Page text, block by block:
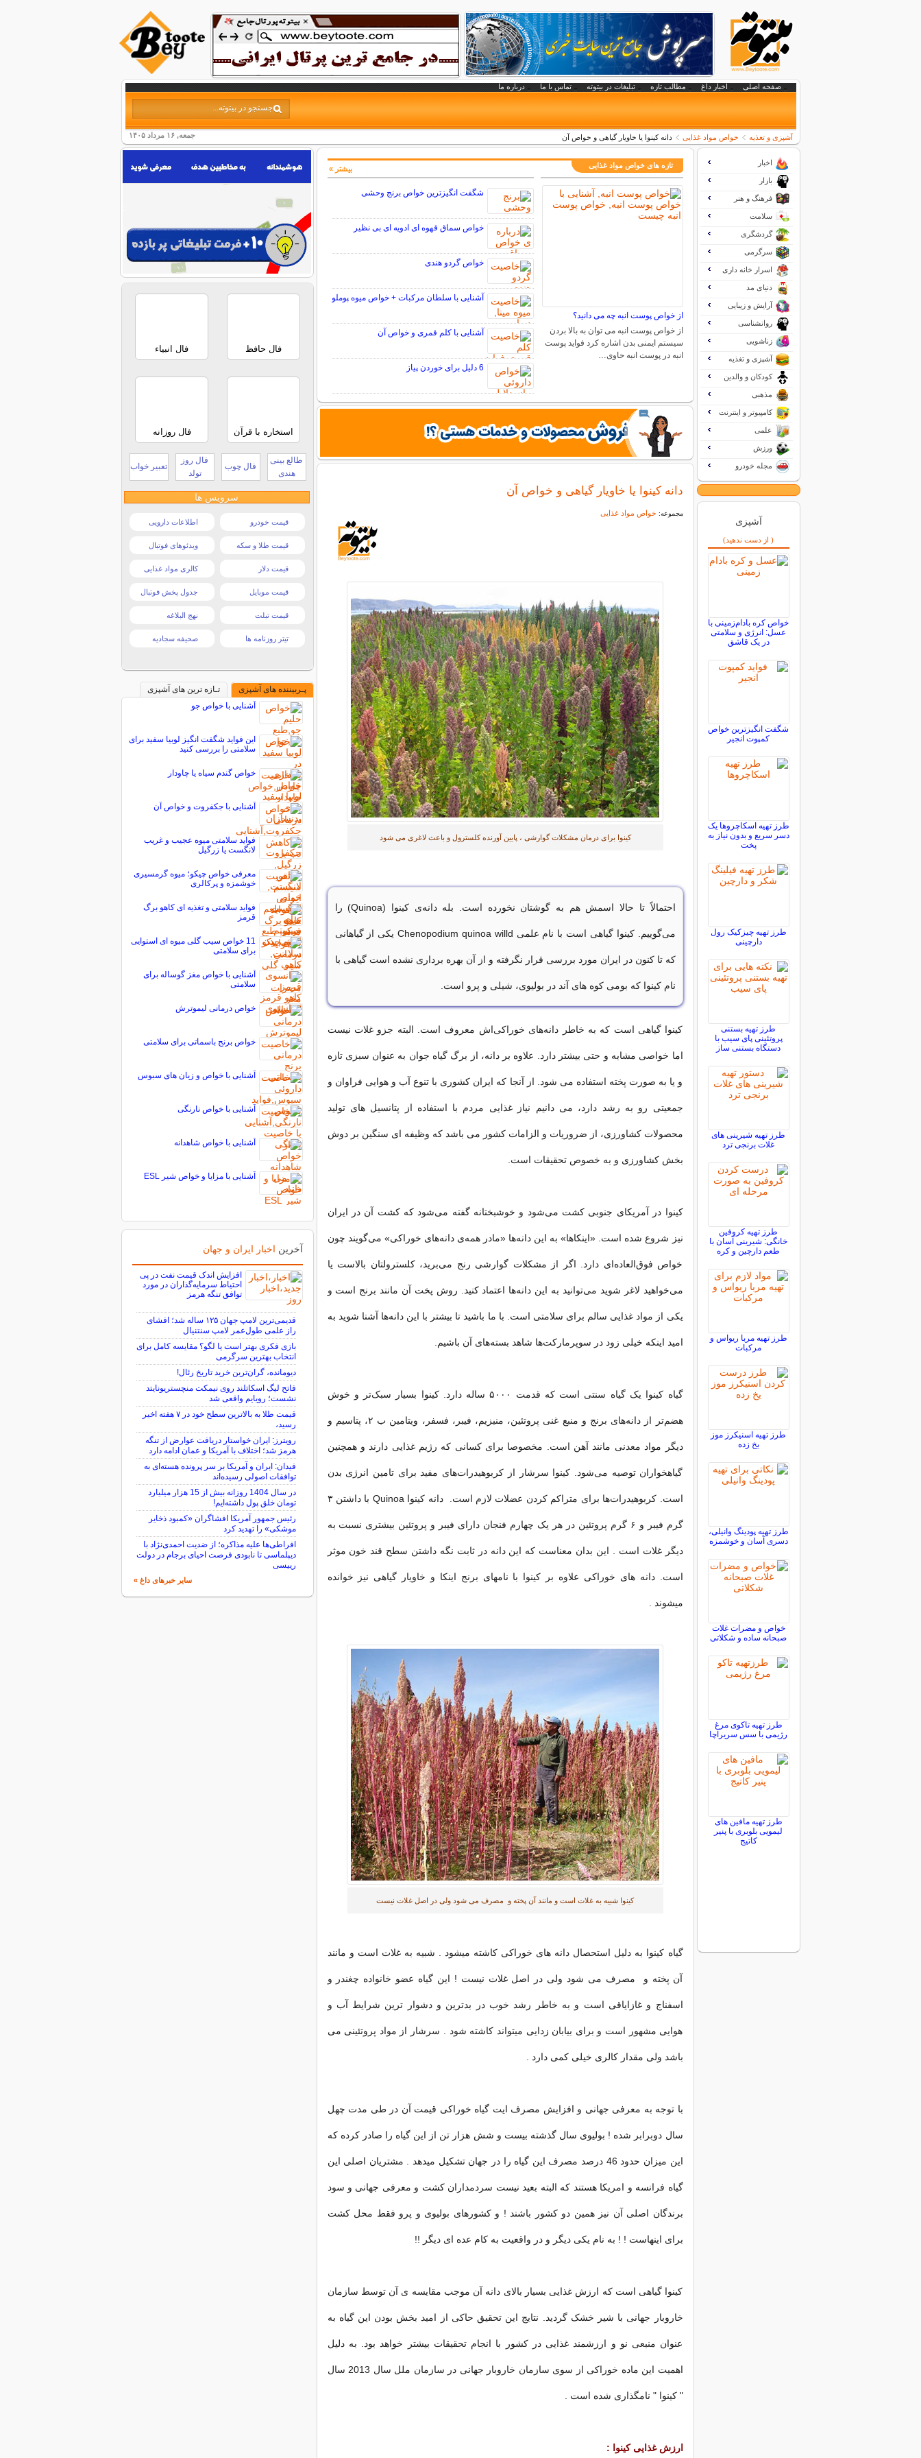
صفحه اصلی اخبار داغ مطالب تازه تبلیغات در بیتوته تماس با ما درباره ما
جمعه, ۱۶ مرداد ۱۴۰۵ آشپزی و تغذیه خواص مواد غذایی دانه کینوا یا خاویار گیاهی و خواص آن
تازه های خواص مواد غذایی
از خواص پوست انبه چه می دانید؟
از خواص پوست انبه می توان به بالا بردن
سیستم ایمنی بدن اشاره کرد فواید پوست
انبه در پوست انبه حاوی…
شگفت انگیزترین خواص برنج وحشی
خواص سماق قهوه ای ادویه ای بی نظیر
خواص گردو هندی
آشنایی با سلطان مرکبات + خواص میوه پوملو
آشنایی با کلم قمری و خواص آن
6 دلیل برای خوردن پیاز
بیشتر »
دانه کینوا یا خاویار گیاهی و خواص آن
مجموعه: خواص مواد غذایی
کینوا برای درمان مشکلات گوارشی ، پایین آورنده کلسترول و باعث لاغری می شود
احتمالاً تا حالا اسمش هم به گوشتان نخورده است. بله دانه‌ی کینوا (Quinoa) را
می‌گوییم. کینوا گیاهی است با نام علمی Chenopodium quinoa willd یکی از گیاهانی
که تا کنون در ایران مورد بررسی قرار نگرفته و از آن بهره برداری نشده است گیاهی با
نام کینوا که بومی کوه های آند در بولیوی، شیلی و پرو است.
کینوا گیاهی است که به خاطر دانه‌های خوراکی‌اش معروف است. البته جزو غلات نیست
اما خواصی مشابه و حتی بیشتر دارد. علاوه بر دانه، از برگ گیاه جوان به عنوان سبزی تازه
و یا به صورت پخته استفاده می شود. از آنجا که ایران کشوری با تنوع آب و هوایی فراوان و
جمعیتی رو به رشد دارد، می دانیم نیاز غذایی مردم با استفاده از پتانسیل های تولید
محصولات کشاورزی، از ضروریات و الزامات کشور می باشد که وظیفه ای سنگین بر دوش
بخش کشاورزی و به خصوص تحقیقات است.
کینوا در آمریکای جنوبی کشت می‌شود و خوشبختانه گفته می‌شود که کشت آن در ایران
نیز شروع شده است. «اینکاها» به این دانه‌ها «مادر همه‌ی دانه‌های خوراکی» می‌گویند چون
خواص فوق‌العاده‌ای دارد. اگر از مشکلات گوارشی رنج می‌برید، کلسترولتان بالاست یا
می‌خواهید لاغر شوید می‌توانید به این دانه‌ها اعتماد کنید. روش پخت آن مانند برنج است و
یکی از مواد غذایی سالم برای سلامتی است. با ما باشید تا بیشتر با این دانه‌ها آشنا شوید به
امید اینکه خیلی زود در سوپرمارکت‌ها شاهد بسته‌های آن باشیم.
گیاه کینوا یک گیاه سنتی است که قدمت ۵۰۰۰ ساله دارد. کینوا بسیار سبک‌تر و خوش
هضم‌تر از دانه‌های برنج و منبع غنی پروتئین، منیزیم، فیبر، فسفر، ویتامین ب ۲، پتاسیم و
دیگر مواد معدنی مانند‌ آهن است. مخصوصا برای کسانی که رژیم غذایی دارند و همچنین
گیاهخواران توصیه می‌شود. کینوا سرشار از کربوهیدرات‌های مفید برای تامین انرژی بدن
است. کربوهیدرات‌ها برای متراکم کردن عضلات لازم است. دانه کینوا Quinoa با داشتن ۳
گرم فیبر و ۶ گرم پروتئین در هر یک‌ چهارم فنجان دارای فیبر و پروتئین بیشتری نسبت به
دیگر غلات است . این بدان معناست که این دانه در ثابت نگه داشتن سطح قند خون موثر
است. دانه های خوراکی علاوه بر کینوا با نامهای برنج اینکا و خاویار گیاهی نیز خوانده
میشوند .
کینوا شبیه به غلات است و مانند آن پخته و مصرف می شود ولی در اصل غلات نیست
گیاه کینوا به دلیل استحصال دانه های خوراکی کاشته میشود . شبیه به غلات است و مانند
آن پخته و مصرف می شود ولی در اصل غلات نیست ! این گیاه عضو خانواده چغندر و
اسفناج و غازایاقی است و به خاطر رشد خوب در بدترین و دشوار ترین شرایط آب و
هوایی مشهور است و برای بیابان زدایی میتواند کاشته شود . سرشار از مواد پروتئینی می
باشد ولی مقدار کالری خیلی کمی دارد .
با توجه به معرفی جهانی و افزایش مصرف ایت گیاه خوراکی قیمت آن در طی مدت چهل
سال دوبرابر شده ! بولیوی سال گذشته بیست و شش هزار تن از این گیاه را صادر کرده که
این میزان حدود 46 درصد مصرف این گیاه را در جهان تشکیل میدهد . مشتریان اصلی این
گیاه فرانسه و امریکا هستند که البته بعید نیست سردمداران کشت و معرفی جهانی و سود
برندگان اصلی آن نیز همین دو کشور باشند ! و کشورهای بولیوی و پرو فقط محل کشت
برای اینهاست ! ! به نام یکی دیگر و در واقعیت به کام عده ای دیگر !!
کینوا گیاهی است که ارزش غذایی بسیار بالای دانه آن موجب مقایسه ی آن توسط سازمان
خاروبار جهانی با شیر خشک گردید. نتایج این تحقیق حاکی از امید بخش بودن این گیاه به
عنوان منبعی نو و ارزشمند غذایی در کشور با انجام تحقیقات بیشتر خواهد بود. به دلیل
اهمیت این ماده خوراکی از سوی سازمان خاروبار جهانی در سازمان ملل سال 2013 سال
" کینوا " نامگذاری شده است .
ارزش غذایی کینوا :
اخبار
بازار
فرهنگ و هنر
سلامت
گردشگری
سرگرمی
اسرار خانه داری
دنیای مد
آرایش و زیبایی
روانشناسی
زناشویی
آشپزی و تغذیه
کودکان و والدین
مذهبی
کامپیوتر و اینترنت
علمی
ورزش
مجله خودرو
آشپزی
( از دست ندهید)
خواص کره بادام‌زمینی با
عسل: انرژی و سلامتی
در یک قاشق
شگفت انگیزترین خواص
کمپوت انجیر
طرز تهیه اسکاچروها یک
دسر سریع و بدون نیاز به
پخت
طرز تهیه چیزکیک رول
دارچینی
طرز تهیه بستنی
پروتئینی پای سیب با
دستگاه بستنی ساز
طرز تهیه شیرینی های
غلات برنجی ترد
طرز تهیه کروفین
خانگی: شیرینی آسان با
طعم دارچین و کره
طرز تهیه مربا ریواس و
مرکبات
طرز تهیه اسنیکرز موز
یخ زده
طرز تهیه پودینگ وانیلی،
دسری آسان و خوشمزه
خواص و مضرات غلات
صبحانه ساده و شکلاتی
طرز تهیه تاکوی مرغ
رژیمی با سس سریراچا
طرز تهیه مافین های
لیمویی بلوبری با پنیر
کاتیج
فال حافظ فال انبیاء
استخاره با قرآن فال روزانه
طالع بینی
هندی
فال چوب
فال روز
تولد
تعبیر خواب
سرویس ها
قیمت خودرو اطلاعات دارویی
قیمت طلا و سکه ویدئوهای فوتبال
قیمت دلار کالری مواد غذایی
قیمت موبایل جدول پخش فوتبال
قیمت تبلت نهج البلاغه
تیتر روزنامه ها صحیفه سجادیه
پـربیننده های آشپزی
تـازه ترین های آشپزی
آشنایی با خواص جو
این فواید شگفت انگیز لوبیا سفید برای
سلامتی را بررسی کنید
خواص گندم سیاه یا چاودار
آشنایی با جکفروت و خواص آن
فواید سلامتی میوه عجیب و غریب
لانگست یا زرگیل
معرفی خواص چیکو؛ میوه گرمسیری
خوشمزه و پرکالری
فواید سلامتی و تغذیه ای کاهو برگ
قرمز
11 خواص سیب گلی میوه ای استوایی
برای سلامتی
آشنایی با خواص مغز گوساله برای
سلامتی
خواص درمانی لیموترش
خواص برنج باسماتی برای سلامتی
آشنایی با خواص و زیان های سبوس
آشنایی با خواص نارنگی
آشنایی با خواص شاهدانه
آشنایی با مزایا و خواص شیر ESL
آخرین اخبار ایران و جهان
افزایش اندک قیمت نفت در پی
احتیاط سرمایه‌گذاران در مورد
توافق تنگه هرمز
قدیمی‌ترین لامپ جهان ۱۲۵ ساله شد؛ افشای
راز علمی طول‌عمر لامپ سنتنیال
بازی فکری بهتر است یا لگو؟ مقایسه کامل برای
انتخاب بهترین سرگرمی
دیومانده، گران‌ترین خرید تاریخ رئال!
فاتح لیگ اسکاتلند روی نیمکت منچستریونایتد
نشست؛ رویایم واقعی شد
قیمت طلا به بالاترین سطح خود در ۷ هفته اخیر
رسید،
رویترز: ایران خواستار دریافت عوارض از تنگه
هرمز شد؛ اختلاف با آمریکا و عمان ادامه دارد
فیدان: ایران و آمریکا بر سر پرونده هسته‌ای به
توافقات اصولی رسیده‌اند
در سال 1404 روزانه بیش از 15 هزار میلیارد
تومان خلق پول داشته‌ایم!
رئیس جمهور آمریکا افشاگران «کمبود ذخایر
موشکی» را تهدید کرد
افراطی‌ها علیه مذاکره؛ از ضدیت احمدی‌نژاد با
دیپلماسی تا نابودی فرصت احیای برجام در دولت
رییسی
سایر خبرهای داغ »